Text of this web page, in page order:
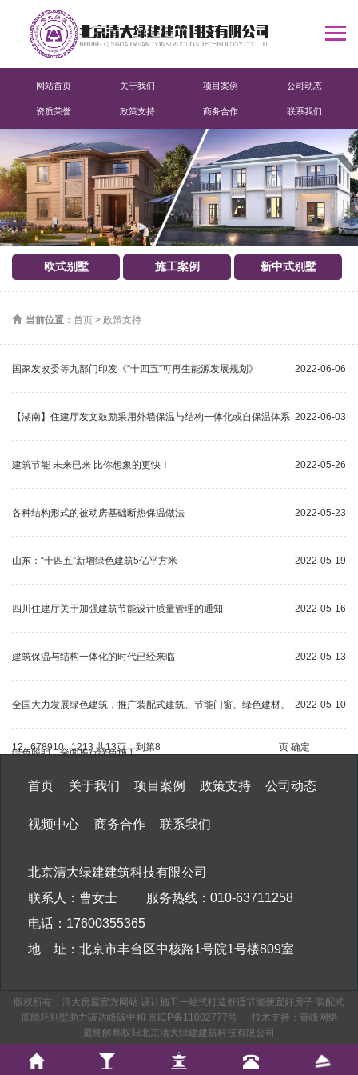
网站首页 关于我们 项目案例 公司动态
资质荣誉 政策支持 商务合作 联系我们
欧式别墅 施工案例 新中式别墅
当前位置： 首页 > 政策支持
2022-06-06
国家发改委等九部门印发《“十四五”可再生能源发展规划》
2022-06-03
【湖南】住建厅发文鼓励采用外墙保温与结构一体化或自保温体系
2022-05-26
建筑节能 未来已来 比你想象的更快！
2022-05-23
各种结构形式的被动房基础断热保温做法
2022-05-19
山东：“十四五”新增绿色建筑5亿平方米
2022-05-16
四川住建厅关于加强建筑节能设计质量管理的通知
2022-05-13
建筑保温与结构一体化的时代已经来临
2022-05-10
全国大力发展绿色建筑，推广装配式建筑、节能门窗、绿色建材、
绿色照明，全面推行绿色施工
12...678910...1213 共13页，到第 页 确定
首页 关于我们 项目案例 政策支持 公司动态
视频中心 商务合作 联系我们
北京清大绿建建筑科技有限公司
联系人：曹女士 服务热线：010-63711258
电话：17600355365
地 址：北京市丰台区中核路1号院1号楼809室
版权所有：清大房屋官方网站 设计施工一站式打造舒适节能便宜好房子 装配式
低能耗别墅助力碳达峰碳中和 京ICP备11002777号 技术支持： 青峰网络
最终解释权归北京清大绿建建筑科技有限公司